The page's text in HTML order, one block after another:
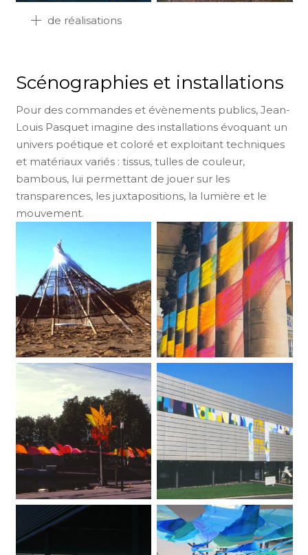
de réalisations
Scénographies et installations
Pour des commandes et évènements publics, Jean-
Louis Pasquet imagine des installations évoquant un
univers poétique et coloré et exploitant techniques
et matériaux variés : tissus, tulles de couleur,
bambous, lui permettant de jouer sur les
transparences, les juxtapositions, la lumière et le
mouvement.